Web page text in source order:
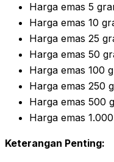
Harga emas 5
Harga emas 10
Harga emas 25
Harga emas 50
Harga emas 100
Harga emas 250
Harga emas 500
Harga emas
Keterangan Penting: